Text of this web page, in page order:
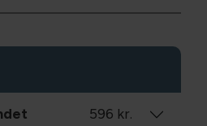
596 kr.